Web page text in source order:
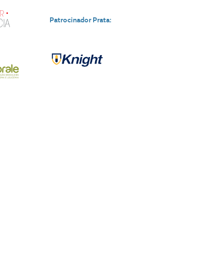
Patrocinador Prata: